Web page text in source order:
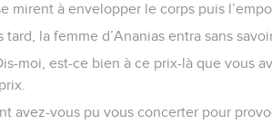
mirent à envelopper le corps puis
la femme d’Ananias entra sans
moi, est-ce bien à ce prix-là que vous
avez-vous pu vous concerter pour